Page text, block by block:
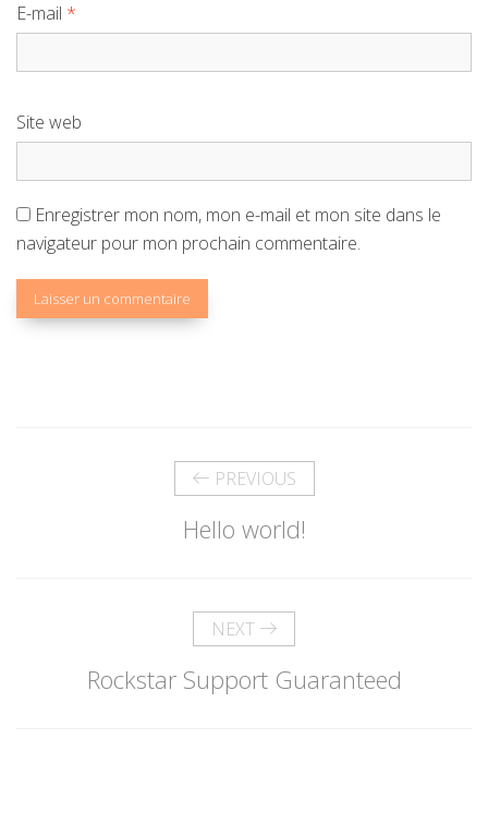
E-mail *
Site web
Enregistrer mon nom, mon e-mail et mon site dans le
navigateur pour mon prochain commentaire.
PREVIOUS
Hello world!
NEXT
Rockstar Support Guaranteed